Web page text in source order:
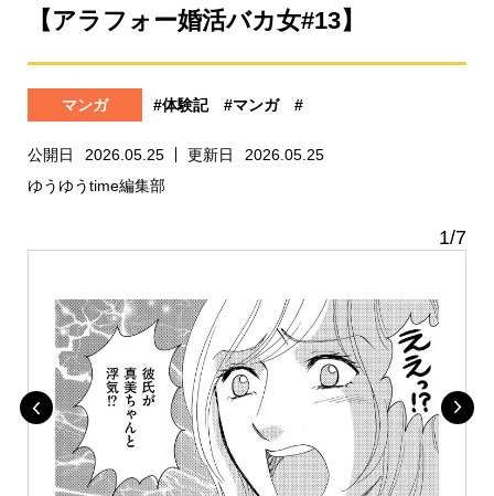
【アラフォー婚活バカ女#13】
マンガ #体験記 #マンガ #
公開日 2026.05.25 更新日
2026.05.25
ゆうゆうtime編集部
1/7